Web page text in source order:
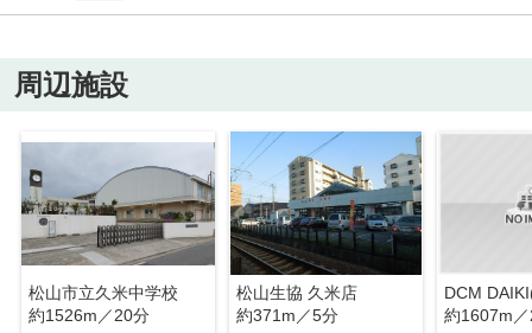
周辺施設
松山市立久米中学校
約1526m／20分
松山生協 久米店
約371m／5分
約1607m